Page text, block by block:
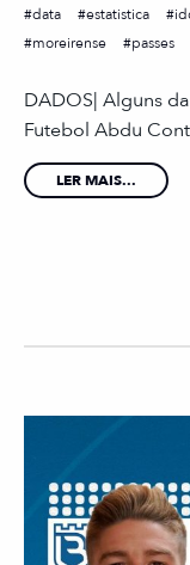
data
estatistica
moreirense
passes
DADOS| Alguns
Futebol Abdu
LER MAIS...